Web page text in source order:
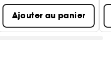
Ajouter au panier